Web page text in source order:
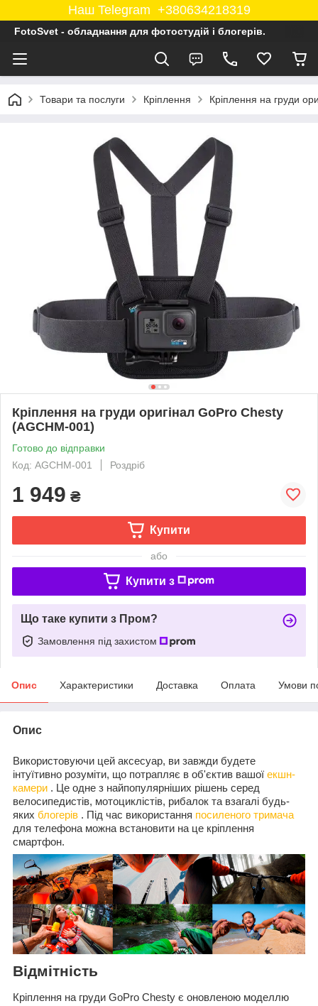
Наш Telegram +380634218319
FotoSvet - обладнання для фотостудій і блогерів.
Товари та послуги Кріплення Кріплення на груди
Кріплення на груди оригінал GoPro Chesty
(AGCHM-001)
Готово до відправки
Код: AGCHM-001
Роздріб
1 949 ₴
Купити
або
Купити з
Що таке купити з Пром?
Замовлення під захистом
Опис Характеристики Доставка Оплата Умови
Опис
Використовуючи цей аксесуар, ви завжди будете
інтуїтивно розуміти, що потрапляє в об'єктив вашої екшн-
камери . Це одне з найпопулярніших рішень серед
велосипедистів, мотоциклістів, рибалок та взагалі будь-
яких блогерів . Під час використання посиленого тримача
для телефона можна встановити на це кріплення
смартфон.
Відмітність
Кріплення на груди GoPro Chesty є оновленою моделлю